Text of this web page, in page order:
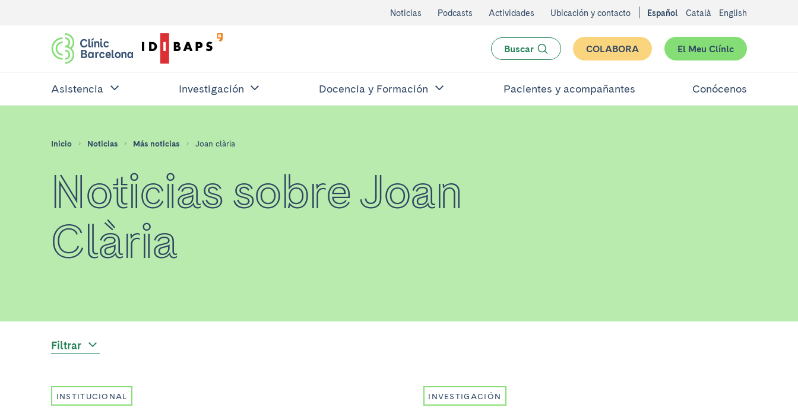
Noticias Podcasts Actividades Ubicación y contacto Español Català English
Buscar COLABORA El Meu Clínic
Asistencia Investigación Docencia y Formación Pacientes y acompañantes Conócenos
Inicio Noticias Más noticias Joan clària
Noticias sobre Joan
Clària
Filtrar
INSTITUCIONAL INVESTIGACIÓN